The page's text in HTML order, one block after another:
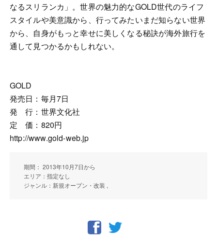
なるスリランカ」。世界の魅力的なGOLD世代のライフ
スタイルや美意識から、行ってみたいまだ知らない世界
から、自身がもっと幸せに美しくなる秘訣が海外旅行を
通して見つかるかもしれない。
GOLD
発売日：毎月7日
発 行：世界文化社
定 価：820円
http://www.gold-web.jp
期間： 2013年10月7日から
エリア：指定なし
ジャンル：新規オープン・改装 ,